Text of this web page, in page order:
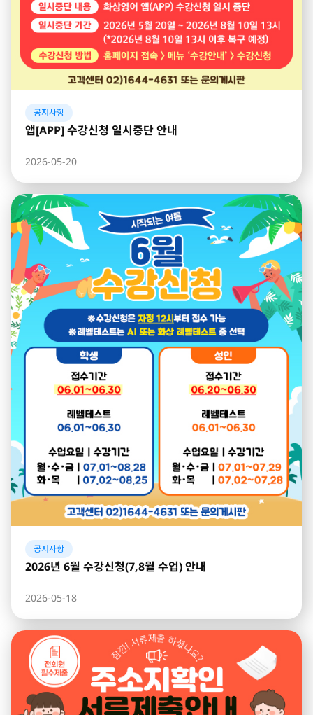
공지사항
앱[APP] 수강신청 일시중단 안내
2026-05-20
공지사항
2026년 6월 수강신청(7,8월 수업) 안내
2026-05-18